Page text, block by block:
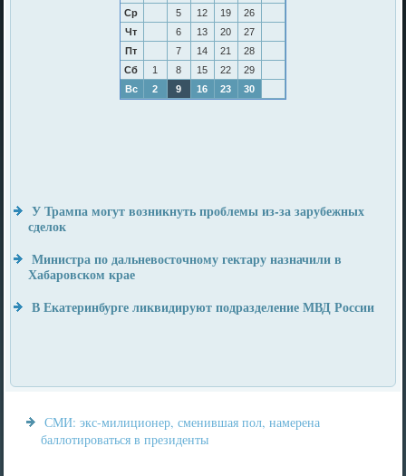
Ср
5 12 19
26
Чт
6 13 20
27
Пт
7 14 21
28
Сб
1 8 15 22
29
Вс
2 9 16 23 30
У Трампа могут возникнуть проблемы из-за зарубежных
сделок
Министра по дальневосточному гектару назначили в
Хабаровском крае
В Екатеринбурге ликвидируют подразделение МВД России
СМИ: экс-милиционер, сменившая пол, намерена
баллотироваться в президенты